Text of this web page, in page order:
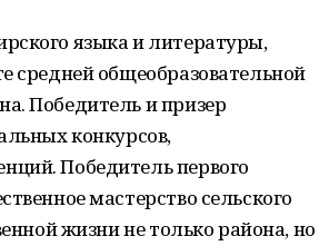
языка и литературы,
средней общеобразовательной
Победитель и призер
конкурсов,
Победитель первого
мастерство сельского
жизни не только района, но